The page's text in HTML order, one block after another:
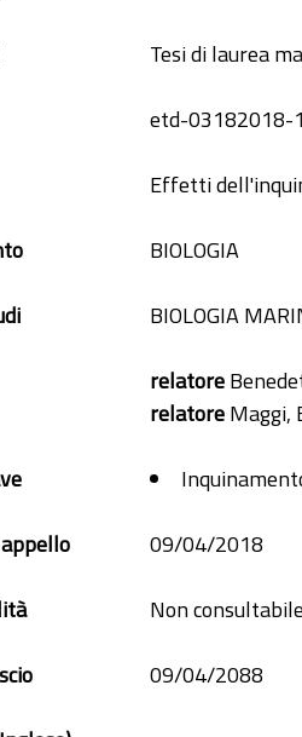
Tesi di laurea
etd-03182018-
Effetti
BIOLOGIA
BIOLOGIA
relatore
relatoreMaggi,
09/04/2018
Non consultabile
09/04/2088